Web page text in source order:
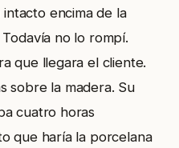
encima de la
no lo rompí.
que llegara el cliente.
sobre la madera. Su
cuatro horas
que haría la porcelana